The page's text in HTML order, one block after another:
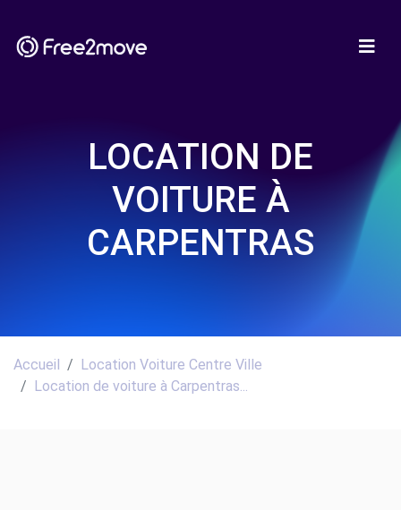
LOCATION DE
VOITURE À
CARPENTRAS
Accueil
Location Voiture Centre Ville
Location de voiture à Carpentras...